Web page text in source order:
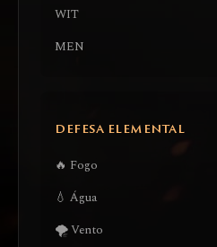
WIT
MEN
DEFESA ELEMENTAL
🔥 Fogo
💧 Água
🌪️ Vento